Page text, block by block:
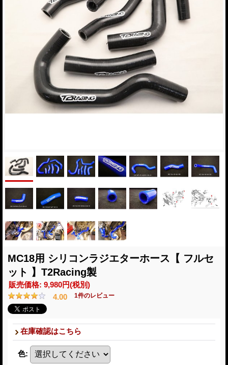
MC18用 シリコンラジエターホース【 フルセ
ット 】T2Racing製
販売価格: 9,980円(税別)
4.00
1件のレビュー
在庫確認はこちら
色: